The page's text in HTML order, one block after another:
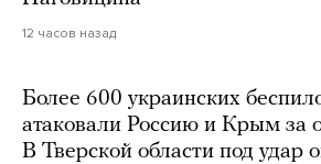
12 часов назад
Более 600 украинских
атаковали Россию и Крым за
В Тверской области под удар